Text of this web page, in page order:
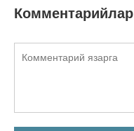
Комментарийлар